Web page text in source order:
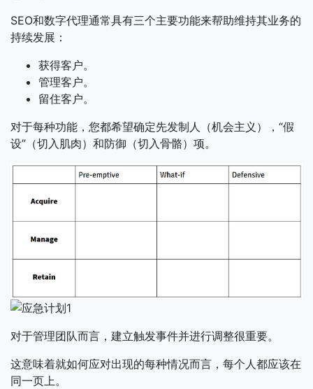
SEO和数字代理通常具有三个主要功能来帮助维持其业务的
持续发展：
获得客户。
管理客户。
留住客户。
对于每种功能，您都希望确定先发制人（机会主义），“假
设”（切入肌肉）和防御（切入骨骼）项。
对于管理团队而言，建立触发事件并进行调整很重要。
这意味着就如何应对出现的每种情况而言，每个人都应该在
同一页上。